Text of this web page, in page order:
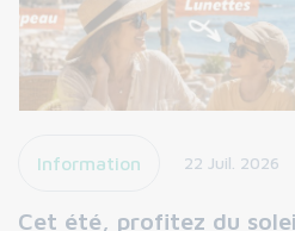
Information 22 Juil. 2026
Cet été, profitez du